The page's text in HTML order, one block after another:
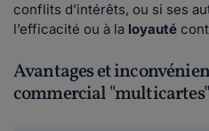
conflits d’intérêts, ou si ses
l’efficacité ou à la loyauté
Avantages et
commercial "multicartes"